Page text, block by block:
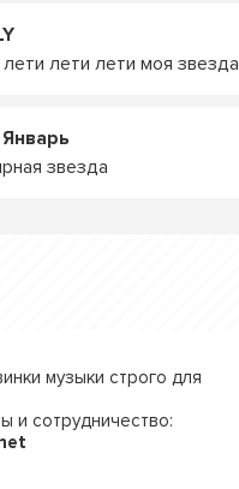
лети лети моя звезда
звезда
музыки строго для
и сотрудничество: